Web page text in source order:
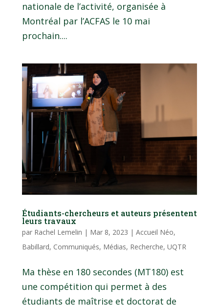
nationale de l’activité, organisée à
Montréal par l’ACFAS le 10 mai
prochain....
Étudiants-chercheurs et auteurs présentent
leurs travaux
par Rachel Lemelin | Mar 8, 2023 | Accueil Néo,
Babillard, Communiqués, Médias, Recherche, UQTR
Ma thèse en 180 secondes (MT180) est
une compétition qui permet à des
étudiants de maîtrise et doctorat de